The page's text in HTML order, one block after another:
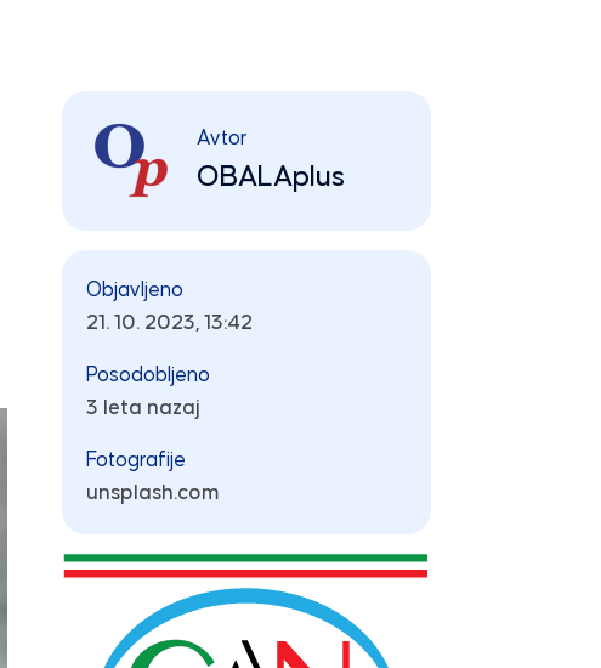
Avtor
OBALAplus
Objavljeno
21. 10. 2023, 13:42
Posodobljeno
3 leta nazaj
Fotografije
unsplash.com